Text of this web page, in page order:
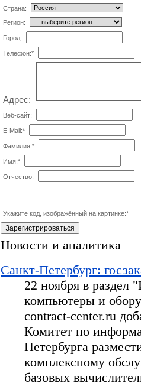
Страна:
Регион:
Город:
Телефон:*
Адрес:
Веб-сайт:
E-Mail:*
Фамилия:*
Имя:*
Отчество:
Укажите код, изображённый на картинке:*
Новости и аналитика
Санкт-Петербург:
22 ноября в раздел
компьютеры и
contract-center.ru
Комитет по
Петербурга
комплексному
базовых